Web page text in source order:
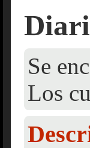
Se
Los